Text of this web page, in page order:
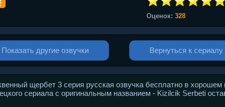
Оценок: 328
Показать другие озвучки Вернуться к сериалу
щербет 3 серия русская озвучка бесплатно в хорошем
сериала с оригинальным названием - Kizilcik Serbeti